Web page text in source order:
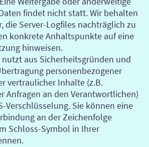
findet nicht statt. Wir behalten
die Server-Logfiles nachträglich zu
konkrete Anhaltspunkte auf eine
hinweisen.
nutzt aus Sicherheitsgründen und
personenbezogener
vertraulicher Inhalte (z.B.
Anfragen an den Verantwortlichen)
Verschlüsselung. Sie können eine
an der Zeichenfolge
Schloss-Symbol in Ihrer